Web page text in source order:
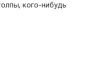
кого-нибудь